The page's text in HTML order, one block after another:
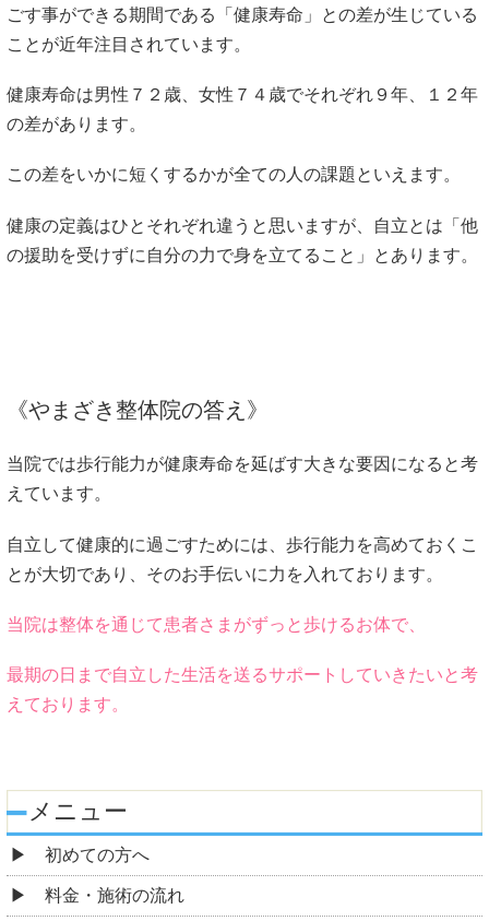
ごす事ができる期間である「健康寿命」との差が生じている
ことが近年注目されています。
健康寿命は男性７２歳、女性７４歳でそれぞれ９年、１２年
の差があります。
この差をいかに短くするかが全ての人の課題といえます。
健康の定義はひとそれぞれ違うと思いますが、自立とは「他
の援助を受けずに自分の力で身を立てること」とあります。
《やまざき整体院の答え》
当院では歩行能力が健康寿命を延ばす大きな要因になると考
えています。
自立して健康的に過ごすためには、歩行能力を高めておくこ
とが大切であり、そのお手伝いに力を入れております。
当院は整体を通じて患者さまがずっと歩けるお体で、
最期の日まで自立した生活を送るサポートしていきたいと考
えております。
メニュー
初めての方へ
料金・施術の流れ